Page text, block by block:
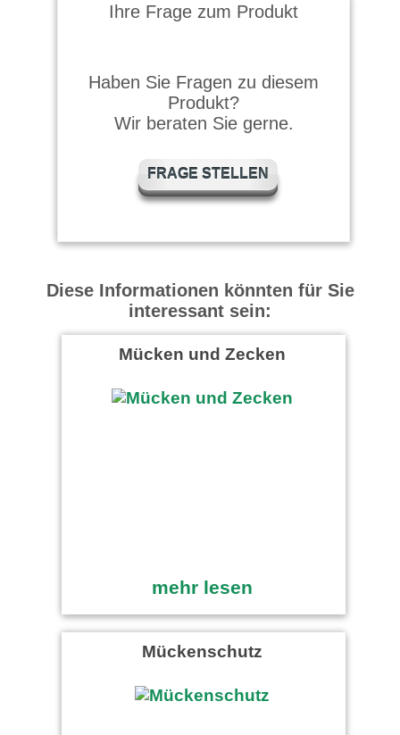
Thuja sahen wirklich
Spritze alle 14 Tage meinen
Rasen, der nun viel
unempfindlicher gegen
Ihre Frage zum Produkt
Haben Sie Fragen zu diesem
Produkt?
Wir beraten Sie gerne.
FRAGE STELLEN
Diese Informationen könnten für Sie
interessant sein:
Mücken und Zecken
mehr lesen
Mückenschutz